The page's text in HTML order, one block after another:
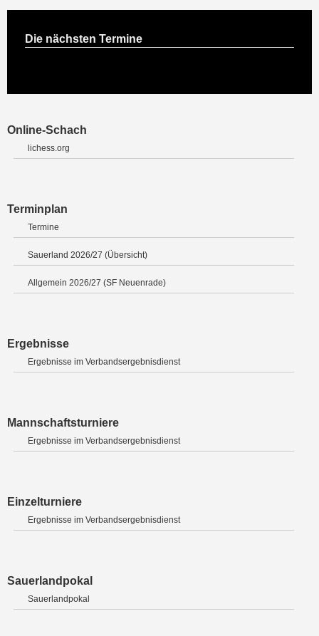
Die nächsten Termine
Online-Schach
lichess.org
Terminplan
Termine
Sauerland 2026/27 (Übersicht)
Allgemein 2026/27 (SF Neuenrade)
Ergebnisse
Ergebnisse im Verbandsergebnisdienst
Mannschaftsturniere
Ergebnisse im Verbandsergebnisdienst
Einzelturniere
Ergebnisse im Verbandsergebnisdienst
Sauerlandpokal
Sauerlandpokal